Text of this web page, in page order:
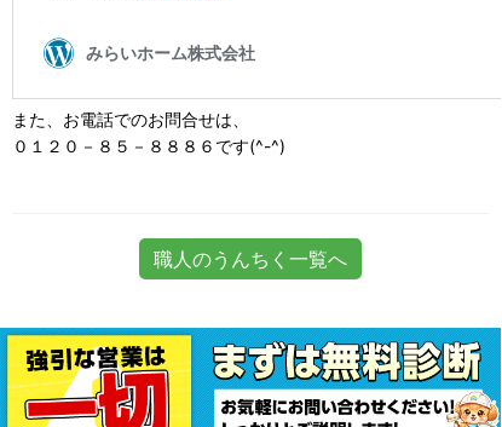
また、お電話でのお問合せは、
０１２０－８５－８８８６です(^-^)
職人のうんちく一覧へ